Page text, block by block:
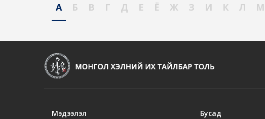
А Б В Г Д Е Ё Ж З И К Л М
Мэдээлэл Бусад